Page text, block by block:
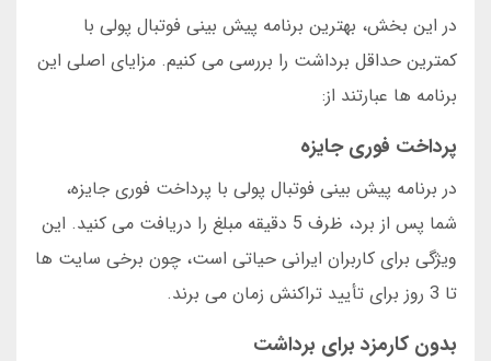
در این بخش، بهترین برنامه پیش بینی فوتبال پولی با
کمترین حداقل برداشت را بررسی می کنیم. مزایای اصلی این
برنامه ها عبارتند از:
پرداخت فوری جایزه
در برنامه پیش بینی فوتبال پولی با پرداخت فوری جایزه،
شما پس از برد، ظرف 5 دقیقه مبلغ را دریافت می کنید. این
ویژگی برای کاربران ایرانی حیاتی است، چون برخی سایت ها
تا 3 روز برای تأیید تراکنش زمان می برند.
بدون کارمزد برای برداشت